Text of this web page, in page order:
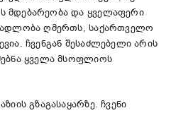
მდებარეობა და ყველაფერი
ღმერთს, საქართველო
ჩვენგან შესაძლებელი არის
ყველა მსოფლიოს
გზაგასაყარზე. ჩვენი